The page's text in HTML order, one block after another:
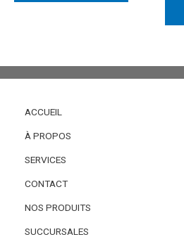
ACCUEIL
À PROPOS
SERVICES
CONTACT
NOS PRODUITS
SUCCURSALES